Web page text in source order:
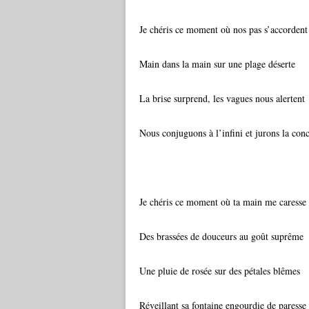
Je chéris ce moment où nos pas s’accordent
Main dans la main sur une plage déserte
La brise surprend, les vagues nous alertent
Nous conjuguons à l’infini et jurons la
Je chéris ce moment où ta main me caresse
Des brassées de douceurs au goût suprême
Une pluie de rosée sur des pétales blêmes
Réveillant sa fontaine engourdie de paresse